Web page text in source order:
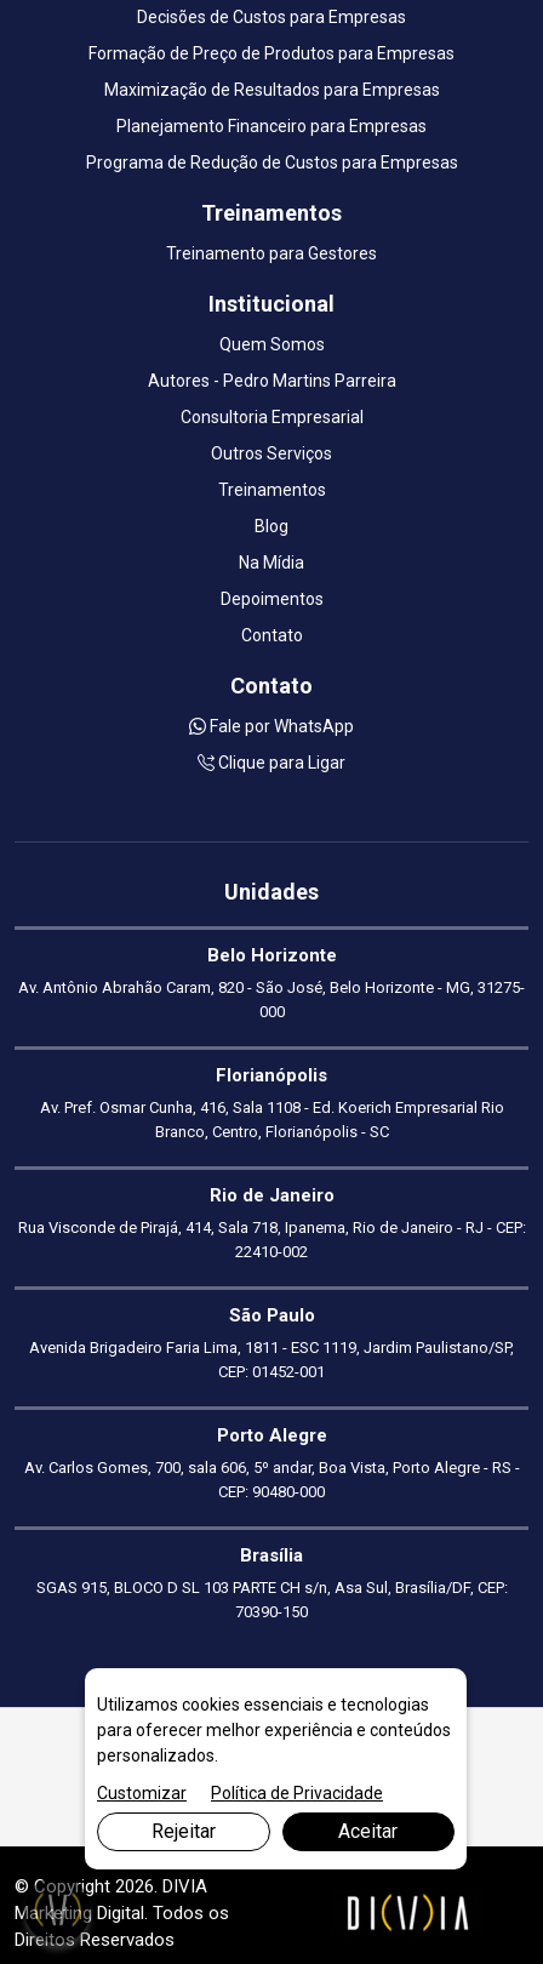
Decisões de Custos para Empresas
Formação de Preço de Produtos para Empresas
Maximização de Resultados para Empresas
Planejamento Financeiro para Empresas
Programa de Redução de Custos para Empresas
Treinamentos
Treinamento para Gestores
Institucional
Quem Somos
Autores - Pedro Martins Parreira
Consultoria Empresarial
Outros Serviços
Treinamentos
Blog
Na Mídia
Depoimentos
Contato
Contato
Fale por WhatsApp
Clique para Ligar
Unidades
Belo Horizonte
Av. Antônio Abrahão Caram, 820 - São José, Belo Horizonte - MG, 31275-
000
Florianópolis
Av. Pref. Osmar Cunha, 416, Sala 1108 - Ed. Koerich Empresarial Rio
Branco, Centro, Florianópolis - SC
Rio de Janeiro
Rua Visconde de Pirajá, 414, Sala 718, Ipanema, Rio de Janeiro - RJ - CEP:
22410-002
São Paulo
Avenida Brigadeiro Faria Lima, 1811 - ESC 1119, Jardim Paulistano/SP,
CEP: 01452-001
Porto Alegre
Av. Carlos Gomes, 700, sala 606, 5º andar, Boa Vista, Porto Alegre - RS -
CEP: 90480-000
Brasília
SGAS 915, BLOCO D SL 103 PARTE CH s/n, Asa Sul, Brasília/DF, CEP:
70390-150
© Copyright 2026. DIVIA
Marketing Digital. Todos os
Direitos Reservados
Utilizamos cookies essenciais e tecnologias
para oferecer melhor experiência e conteúdos
personalizados.
Customizar
Política de Privacidade
Rejeitar Aceitar